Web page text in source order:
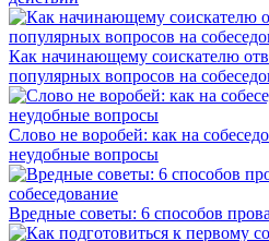
Как начинающему соискателю
популярных вопросов на
Слово не воробей: как на
неудобные вопросы
Вредные советы: 6 способов